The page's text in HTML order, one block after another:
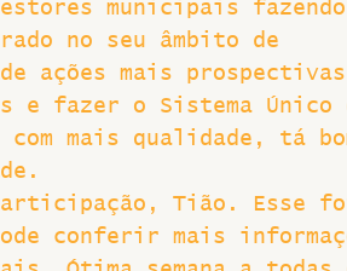
municipais fazendo
no seu âmbito de
ações mais
e fazer o Sistema Único
mais qualidade, tá
participação, Tião. Esse
pode conferir mais